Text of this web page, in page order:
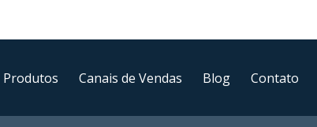
Produtos Canais de Vendas Blog Contato